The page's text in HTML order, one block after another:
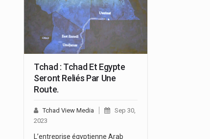
Tchad : Tchad Et Egypte
Seront Reliés Par Une
Route.
Tchad View Media
Sep 30,
2023
L’entreprise égyptienne Arab